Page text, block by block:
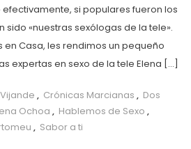
si populares fueron los
«nuestras sexólogas de la tele».
en Casa, les rendimos un pequeño
expertas en sexo de la tele Elena […]
, Crónicas Marcianas , Dos
Ochoa , Hablemos de Sexo ,
, Sabor a ti